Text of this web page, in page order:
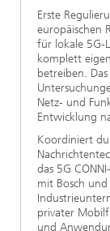
Erste
europäischen
für lokale 5G-
komplett
betreiben.
Netz- und
Entwicklung
Koordiniert
das 5G
mit Bosch
privater
und